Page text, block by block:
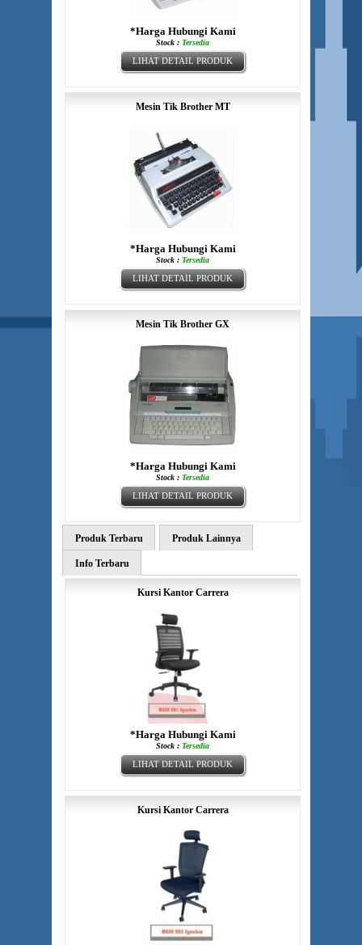
*Harga Hubungi Kami
Stock : Tersedia
LIHAT DETAIL PRODUK
Mesin Tik Brother MT
*Harga Hubungi Kami
Stock : Tersedia
LIHAT DETAIL PRODUK
Mesin Tik Brother GX
*Harga Hubungi Kami
Stock : Tersedia
LIHAT DETAIL PRODUK
Produk Terbaru Produk Lainnya
Info Terbaru
Kursi Kantor Carrera
*Harga Hubungi Kami
Stock : Tersedia
LIHAT DETAIL PRODUK
Kursi Kantor Carrera